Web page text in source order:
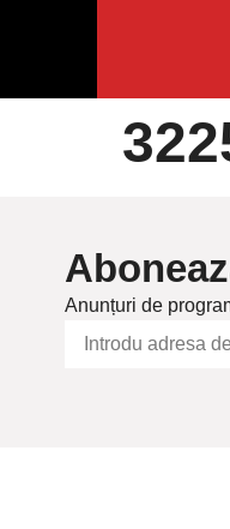
Anunțuri de